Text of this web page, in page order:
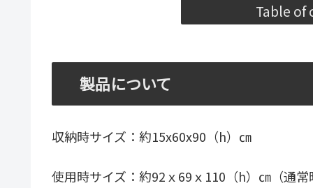
Table of
製品について
収納時サイズ：約15x60x90（h）㎝
使用時サイズ：約92ｘ69ｘ110（h）㎝（通常